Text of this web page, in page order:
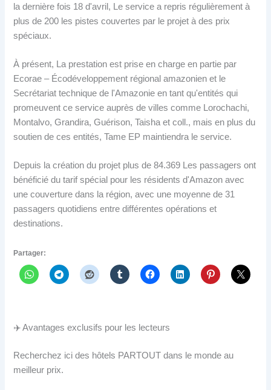
la dernière fois 18 d'avril, Le service a repris régulièrement à
plus de 200 les pistes couvertes par le projet à des prix
spéciaux.
À présent, La prestation est prise en charge en partie par
Ecorae – Écodéveloppement régional amazonien et le
Secrétariat technique de l'Amazonie en tant qu'entités qui
promeuvent ce service auprès de villes comme Lorochachi,
Montalvo, Grandira, Guérison, Taisha et coll., mais en plus du
soutien de ces entités, Tame EP maintiendra le service.
Depuis la création du projet plus de 84.369 Les passagers ont
bénéficié du tarif spécial pour les résidents d'Amazon avec
une couverture dans la région, avec une moyenne de 31
passagers quotidiens entre différentes opérations et
destinations.
Partager:
✈️ Avantages exclusifs pour les lecteurs
Recherchez ici des hôtels PARTOUT dans le monde au
meilleur prix.